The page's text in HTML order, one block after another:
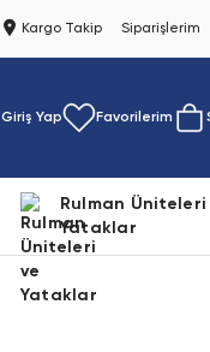
Kargo Takip Siparişlerim
Giriş Yap Favorilerim
Rulman Üniteleri
Yataklar